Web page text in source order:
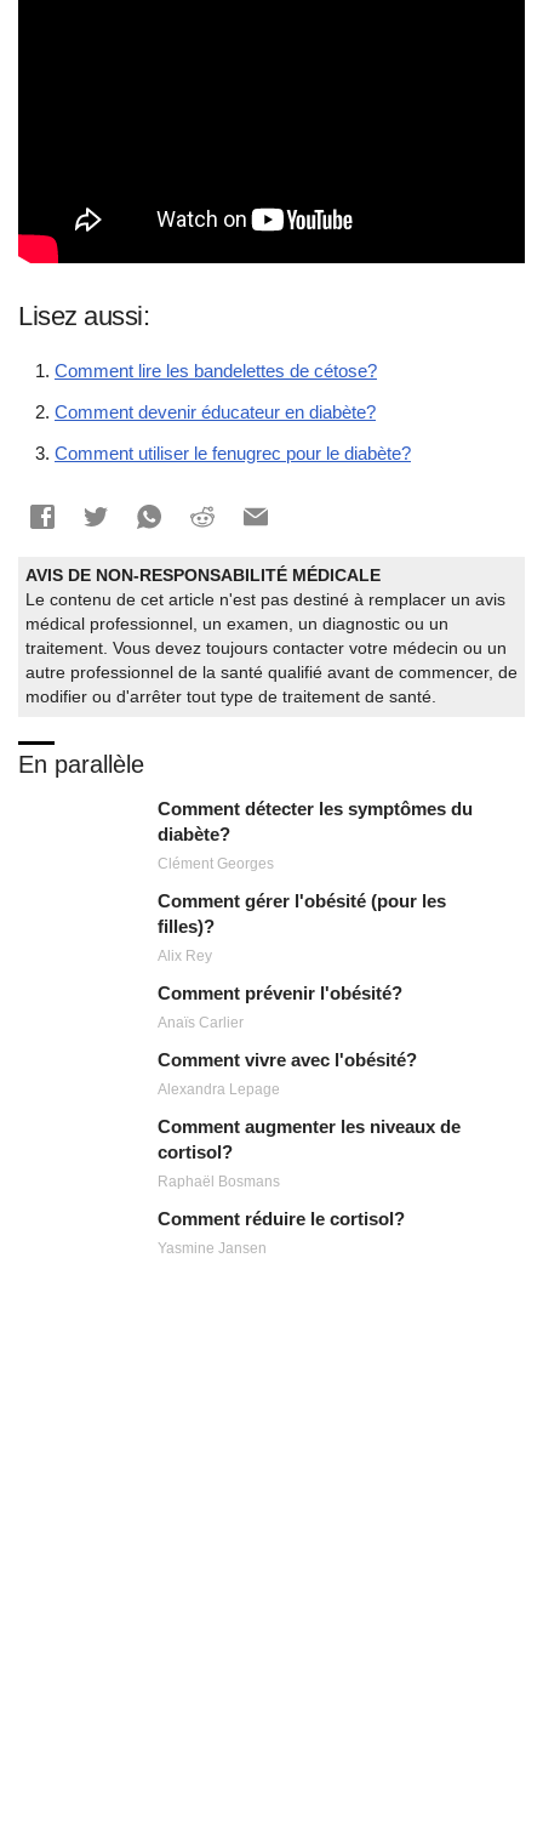
Lisez aussi:
Comment lire les bandelettes de cétose?
Comment devenir éducateur en diabète?
Comment utiliser le fenugrec pour le diabète?
AVIS DE NON-RESPONSABILITÉ MÉDICALE
Le contenu de cet article n'est pas destiné à remplacer un avis
médical professionnel, un examen, un diagnostic ou un
traitement. Vous devez toujours contacter votre médecin ou un
autre professionnel de la santé qualifié avant de commencer, de
modifier ou d'arrêter tout type de traitement de santé.
En parallèle
Comment détecter les symptômes du
diabète?
Clément Georges
Comment gérer l'obésité (pour les
filles)?
Alix Rey
Comment prévenir l'obésité?
Anaïs Carlier
Comment vivre avec l'obésité?
Alexandra Lepage
Comment augmenter les niveaux de
cortisol?
Raphaël Bosmans
Comment réduire le cortisol?
Yasmine Jansen